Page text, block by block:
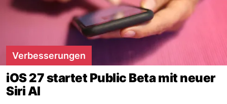
Verbesserungen
iOS 27 startet Public Beta mit neuer
Siri AI